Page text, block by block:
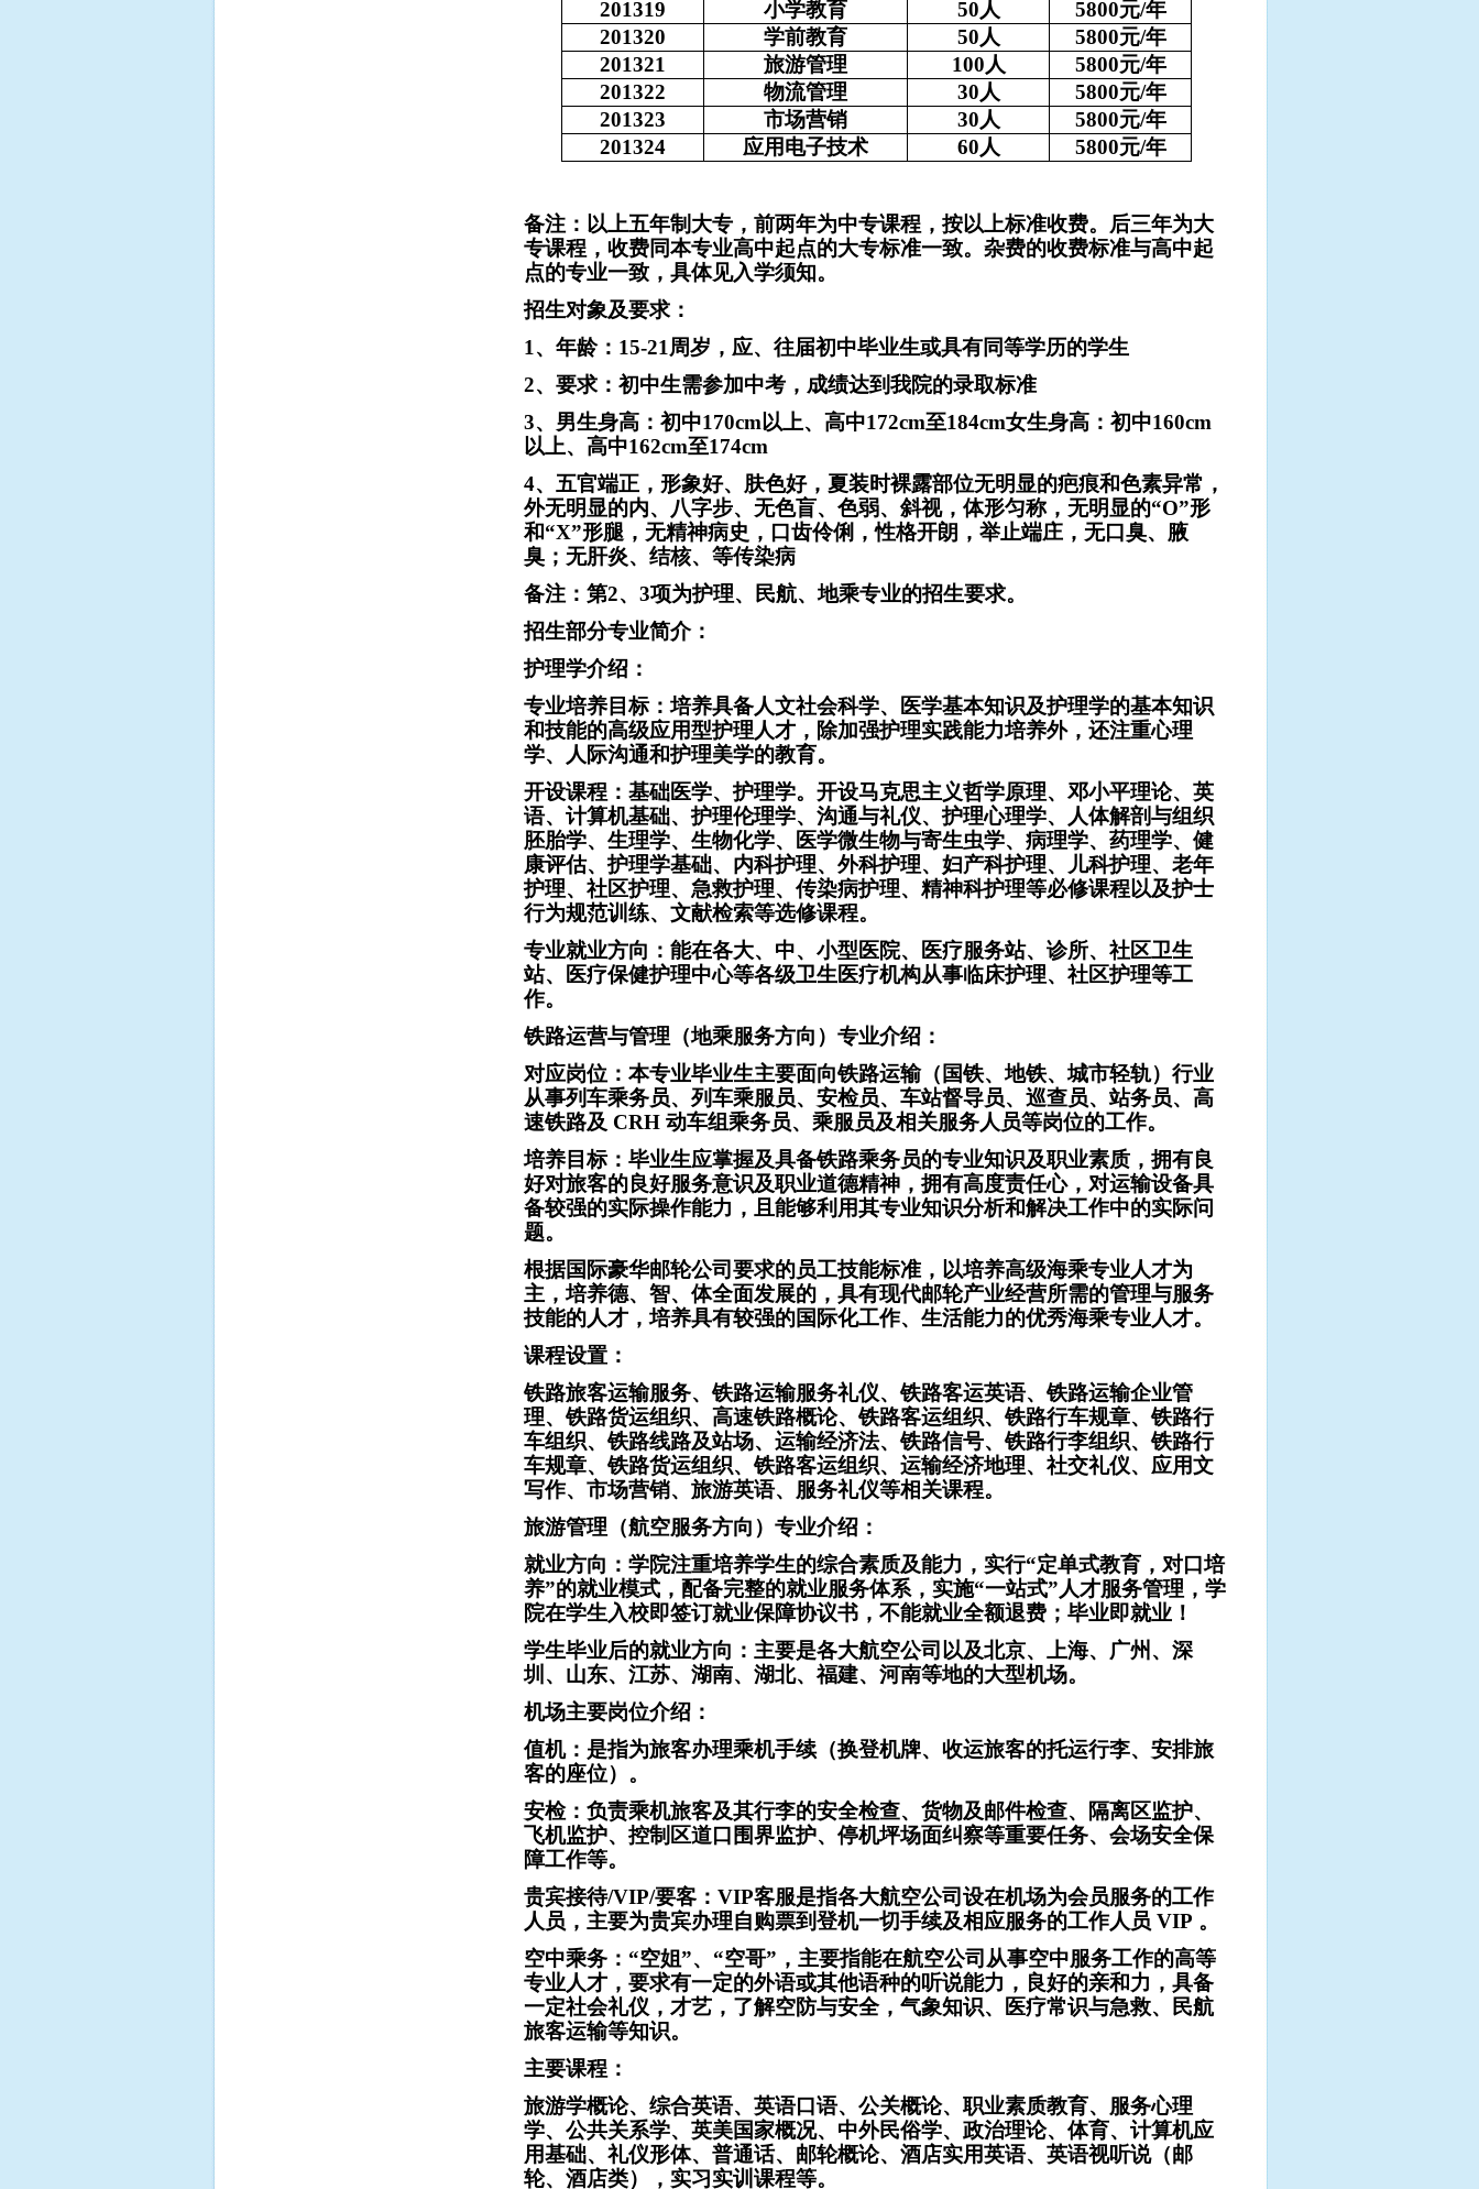
201319
小学教育 50人 5800元/年
201320
学前教育 50人 5800元/年
201321
旅游管理 100人 5800元/年
201322
物流管理 30人 5800元/年
201323
市场营销 30人 5800元/年
201324
应用电子技术 60人 5800元/年
备注：以上五年制大专，前两年为中专课程，按以上标准收费。后三年为大
专课程，收费同本专业高中起点的大专标准一致。杂费的收费标准与高中起
点的专业一致，具体见入学须知。
招生对象及要求：
1 、年龄：15-21周岁，应、往届初中毕业生或具有同等学历的学生
2、要求：初中生需参加中考，成绩达到我院的录取标准
3、男生身高：初中170cm以上、高中172cm至184cm女生身高：初中160cm
以上、高中162cm至174cm
4、五官端正，形象好、肤色好，夏装时裸露部位无明显的疤痕和色素异常，
外无明显的内、八字步、无色盲、色弱、斜视，体形匀称，无明显的“O”形
和“X”形腿，无精神病史，口齿伶俐，性格开朗，举止端庄，无口臭、腋
臭；无肝炎、结核、等传染病
备注：第2、3项为护理、民航、地乘专业的招生要求。
招生部分专业简介：
护理学介绍：
专业培养目标：培养具备人文社会科学、医学基本知识及护理学的基本知识
和技能的高级应用型护理人才，除加强护理实践能力培养外，还注重心理
学、人际沟通和护理美学的教育。
开设课程：基础医学、护理学。开设马克思主义哲学原理、邓小平理论、英
语、计算机基础、护理伦理学、沟通与礼仪、护理心理学、人体解剖与组织
胚胎学、生理学、生物化学、医学微生物与寄生虫学、病理学、药理学、健
康评估、护理学基础、内科护理、外科护理、妇产科护理、儿科护理、老年
护理、社区护理、急救护理、传染病护理、精神科护理等必修课程以及护士
行为规范训练、文献检索等选修课程。
专业就业方向：能在各大、中、小型医院、医疗服务站、诊所、社区卫生
站、医疗保健护理中心等各级卫生医疗机构从事临床护理、社区护理等工
作。
铁路运营与管理（地乘服务方向）专业介绍：
对应岗位：本专业毕业生主要面向铁路运输（国铁、地铁、城市轻轨）行业
从事列车乘务员、列车乘服员、安检员、车站督导员、巡查员、站务员、高
速铁路及 CRH 动车组乘务员、乘服员及相关服务人员等岗位的工作。
培养目标：毕业生应掌握及具备铁路乘务员的专业知识及职业素质，拥有良
好对旅客的良好服务意识及职业道德精神，拥有高度责任心，对运输设备具
备较强的实际操作能力，且能够利用其专业知识分析和解决工作中的实际问
题。
根据国际豪华邮轮公司要求的员工技能标准，以培养高级海乘专业人才为
主，培养德、智、体全面发展的，具有现代邮轮产业经营所需的管理与服务
技能的人才，培养具有较强的国际化工作、生活能力的优秀海乘专业人才。
课程设置：
铁路旅客运输服务、铁路运输服务礼仪、铁路客运英语、铁路运输企业管
理、铁路货运组织、高速铁路概论、铁路客运组织、铁路行车规章、铁路行
车组织、铁路线路及站场、运输经济法、铁路信号、铁路行李组织、铁路行
车规章、铁路货运组织、铁路客运组织、运输经济地理、社交礼仪、应用文
写作、市场营销、旅游英语、服务礼仪等相关课程。
旅游管理（航空服务方向）专业介绍：
就业方向：学院注重培养学生的综合素质及能力，实行“定单式教育，对口培
养”的就业模式，配备完整的就业服务体系，实施“一站式”人才服务管理，学
院在学生入校即签订就业保障协议书，不能就业全额退费；毕业即就业！
学生毕业后的就业方向：主要是各大航空公司以及北京、上海、广州、深
圳、山东、江苏、湖南、湖北、福建、河南等地的大型机场。
机场主要岗位介绍：
值机：是指为旅客办理乘机手续（换登机牌、收运旅客的托运行李、安排旅
客的座位）。
安检：负责乘机旅客及其行李的安全检查、货物及邮件检查、隔离区监护、
飞机监护、控制区道口围界监护、停机坪场面纠察等重要任务、会场安全保
障工作等。
贵宾接待/VIP/要客：VIP客服是指各大航空公司设在机场为会员服务的工作
人员，主要为贵宾办理自购票到登机一切手续及相应服务的工作人员 VIP 。
空中乘务：“空姐”、“空哥”，主要指能在航空公司从事空中服务工作的高等
专业人才，要求有一定的外语或其他语种的听说能力，良好的亲和力，具备
一定社会礼仪，才艺，了解空防与安全，气象知识、医疗常识与急救、民航
旅客运输等知识。
主要课程：
旅游学概论、综合英语、英语口语、公关概论、职业素质教育、服务心理
学、公共关系学、英美国家概况、中外民俗学、政治理论、体育、计算机应
用基础、礼仪形体、普通话、邮轮概论、酒店实用英语、英语视听说（邮
轮、酒店类），实习实训课程等。